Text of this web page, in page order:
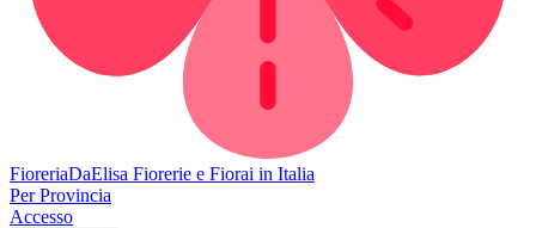
FioreriaDaElisa Fiorerie e Fiorai in Italia
Per Provincia
Accesso